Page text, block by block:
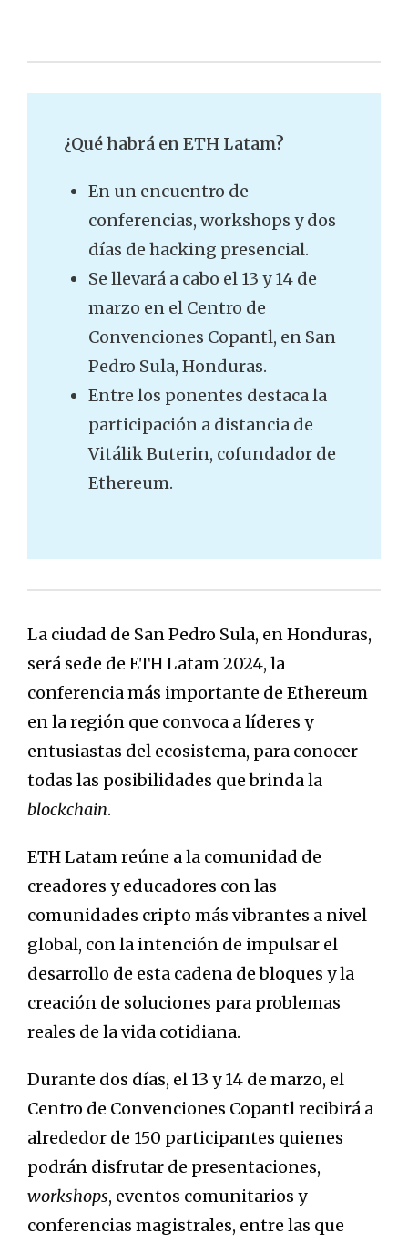
¿Qué habrá en ETH Latam?
En un encuentro de
conferencias, workshops y dos
días de hacking presencial.
Se llevará a cabo el 13 y 14 de
marzo en el Centro de
Convenciones Copantl, en San
Pedro Sula, Honduras.
Entre los ponentes destaca la
participación a distancia de
Vitálik Buterin, cofundador de
Ethereum.
La ciudad de San Pedro Sula, en Honduras,
será sede de ETH Latam 2024, la
conferencia más importante de Ethereum
en la región que convoca a líderes y
entusiastas del ecosistema, para conocer
todas las posibilidades que brinda la
blockchain.
ETH Latam reúne a la comunidad de
creadores y educadores con las
comunidades cripto más vibrantes a nivel
global, con la intención de impulsar el
desarrollo de esta cadena de bloques y la
creación de soluciones para problemas
reales de la vida cotidiana.
Durante dos días, el 13 y 14 de marzo, el
Centro de Convenciones Copantl recibirá a
alrededor de 150 participantes quienes
podrán disfrutar de presentaciones,
workshops, eventos comunitarios y
conferencias magistrales, entre las que